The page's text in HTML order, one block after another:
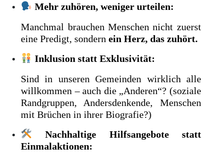
Mehr zuhören, weniger urteilen:
Manchmal brauchen Menschen nicht zuerst
eine Predigt, sondernein Herz, das zuhört.
Inklusion statt Exklusivität:
Sind in unseren Gemeinden wirklich alle
willkommen – auch die „Anderen“? (soziale
Randgruppen, Andersdenkende, Menschen
mit Brüchen in ihrer Biografie?)
Nachhaltige Hilfsangebote statt
Einmalaktionen: